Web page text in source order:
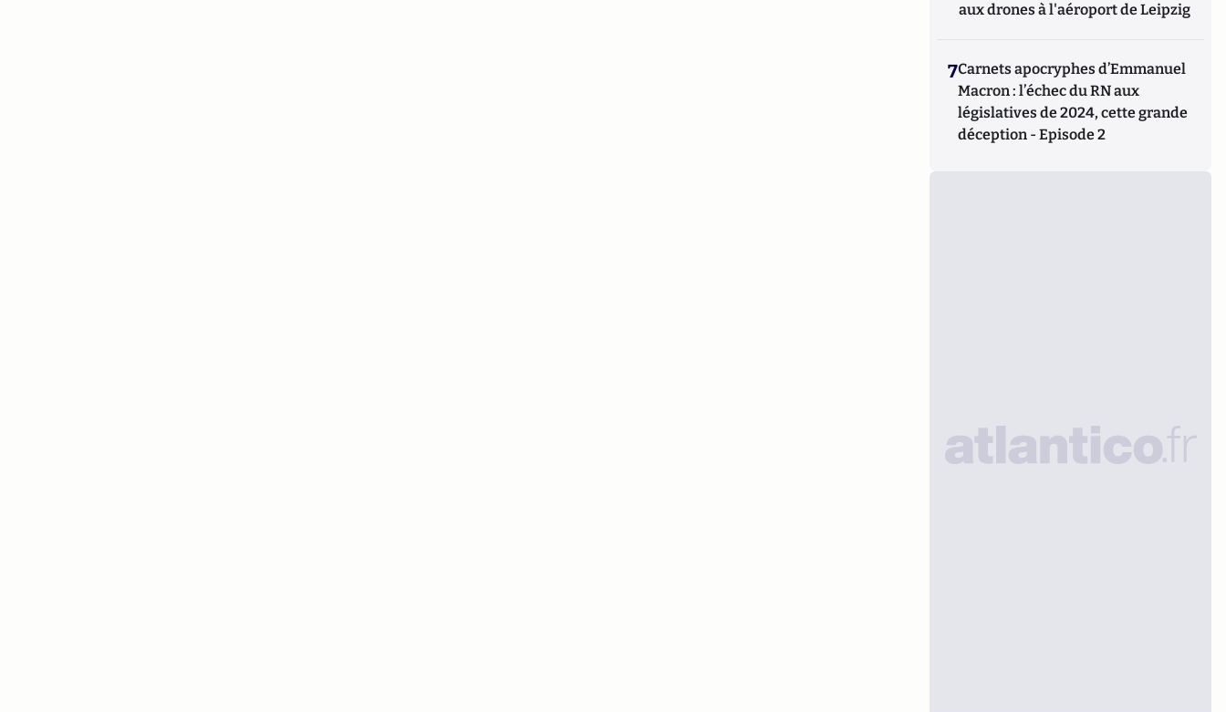
aux drones à l'aéroport de Leipzig
7Carnets apocryphes d’Emmanuel
Macron : l’échec du RN aux
législatives de 2024, cette grande
déception - Episode 2